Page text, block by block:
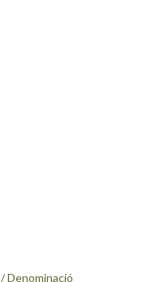
/Denominació